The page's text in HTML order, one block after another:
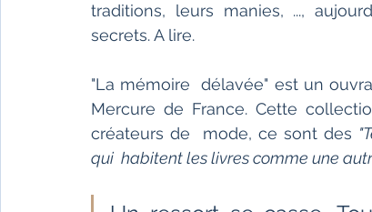
traditions, leurs manies, ...,
secrets. A lire.
"La mémoire  délavée" est un
Mercure de France. Cette
créateurs de  mode, ce sont des
qui  habitent les livres comme une